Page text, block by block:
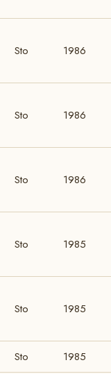
Sto 1986
Sto 1986
Sto 1986
Sto 1985
Sto 1985
Sto 1985